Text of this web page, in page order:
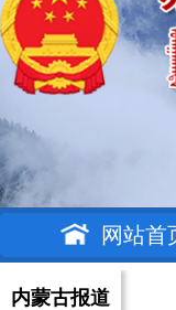
网站首
内蒙古报道